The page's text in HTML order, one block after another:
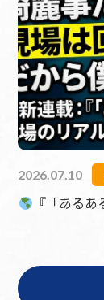
「あるある」と叫び
現場のリアルと僕らの本音』 第4回：「時